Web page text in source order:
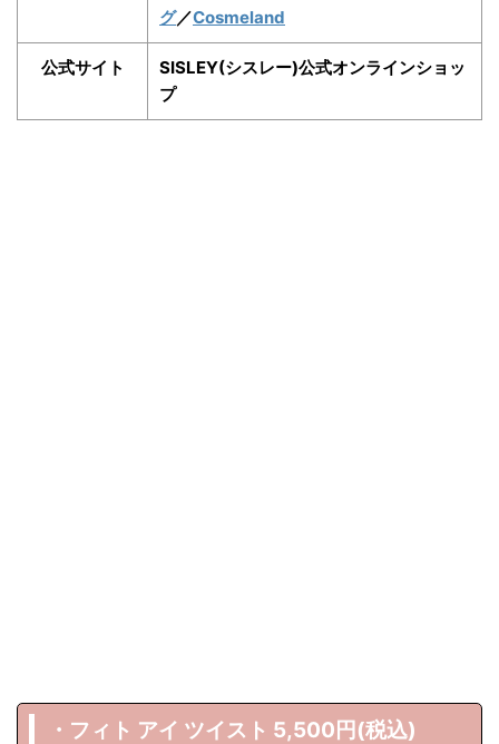
グ／Cosmeland
公式サイト
SISLEY(シスレー)公式オンラインショッ
プ
・フィト アイ ツイスト 5,500円(税込)